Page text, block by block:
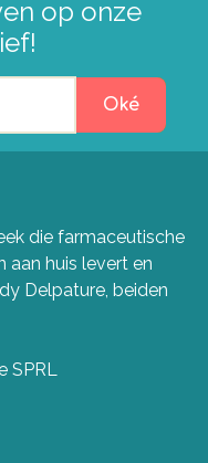
op onze
Oké
die farmaceutische
aan huis levert en
Delpature, beiden
SPRL